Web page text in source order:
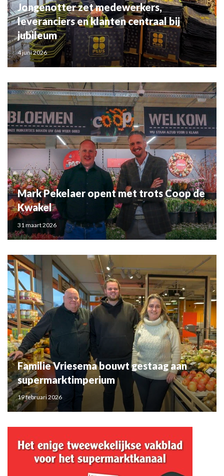
Jongenotter zet medewerkers,
leveranciers en klanten centraal bij
jubileum
4 juni 2026
Mark Pekelaer opent met trots Coop de
Kwakel
31 maart 2026
Familie Vriesema bouwt gestaag aan
supermarktimperium
19 februari 2026